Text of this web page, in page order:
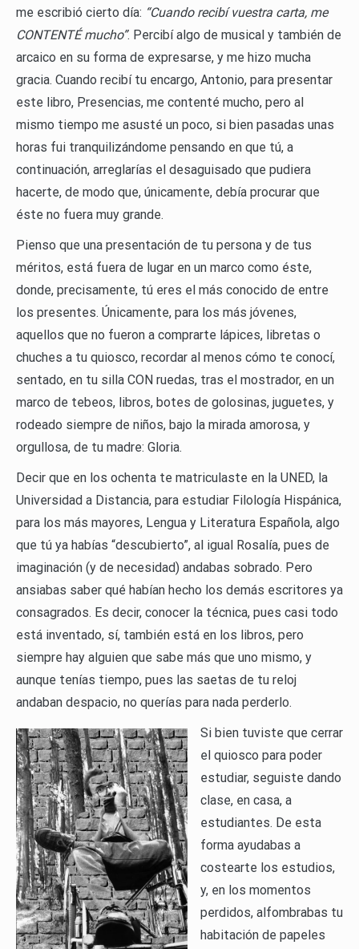
me escribió cierto día: “Cuando recibí vuestra carta, me
CONTENTÉ mucho”. Percibí algo de musical y también de
arcaico en su forma de expresarse, y me hizo mucha
gracia. Cuando recibí tu encargo, Antonio, para presentar
este libro, Presencias, me contenté mucho, pero al
mismo tiempo me asusté un poco, si bien pasadas unas
horas fui tranquilizándome pensando en que tú, a
continuación, arreglarías el desaguisado que pudiera
hacerte, de modo que, únicamente, debía procurar que
éste no fuera muy grande.
Pienso que una presentación de tu persona y de tus
méritos, está fuera de lugar en un marco como éste,
donde, precisamente, tú eres el más conocido de entre
los presentes. Únicamente, para los más jóvenes,
aquellos que no fueron a comprarte lápices, libretas o
chuches a tu quiosco, recordar al menos cómo te conocí,
sentado, en tu silla CON ruedas, tras el mostrador, en un
marco de tebeos, libros, botes de golosinas, juguetes, y
rodeado siempre de niños, bajo la mirada amorosa, y
orgullosa, de tu madre: Gloria.
Decir que en los ochenta te matriculaste en la UNED, la
Universidad a Distancia, para estudiar Filología Hispánica,
para los más mayores, Lengua y Literatura Española, algo
que tú ya habías “descubierto”, al igual Rosalía, pues de
imaginación (y de necesidad) andabas sobrado. Pero
ansiabas saber qué habían hecho los demás escritores ya
consagrados. Es decir, conocer la técnica, pues casi todo
está inventado, sí, también está en los libros, pero
siempre hay alguien que sabe más que uno mismo, y
aunque tenías tiempo, pues las saetas de tu reloj
andaban despacio, no querías para nada perderlo.
Si bien tuviste que cerrar
el quiosco para poder
estudiar, seguiste dando
clase, en casa, a
estudiantes. De esta
forma ayudabas a
costearte los estudios,
y, en los momentos
perdidos, alfombrabas tu
habitación de papeles